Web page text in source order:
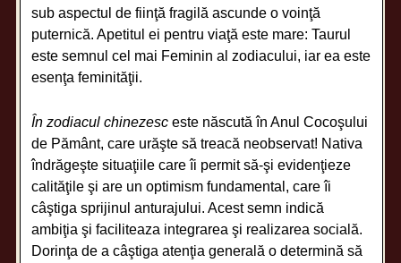
sub aspectul de fiinţă fragilă ascunde o voinţă
puternică. Apetitul ei pentru viaţă este mare: Taurul
este semnul cel mai Feminin al zodiacului, iar ea este
esenţa feminităţii.
În zodiacul chinezesc este născută în Anul Cocoşului
de Pământ, care urăşte să treacă neobservat! Nativa
îndrăgeşte situaţiile care îi permit să-şi evidenţieze
calităţile şi are un optimism fundamental, care îi
câştiga sprijinul anturajului. Acest semn indică
ambiţia şi faciliteaza integrarea şi realizarea socială.
Dorinţa de a câştiga atenţia generală o determină să